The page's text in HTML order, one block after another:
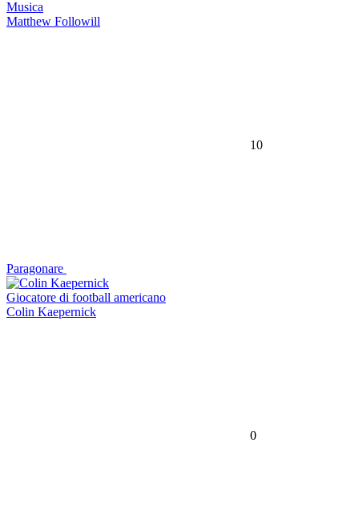
Musica
Matthew Followill
10
Paragonare
Giocatore di football americano
Colin Kaepernick
0